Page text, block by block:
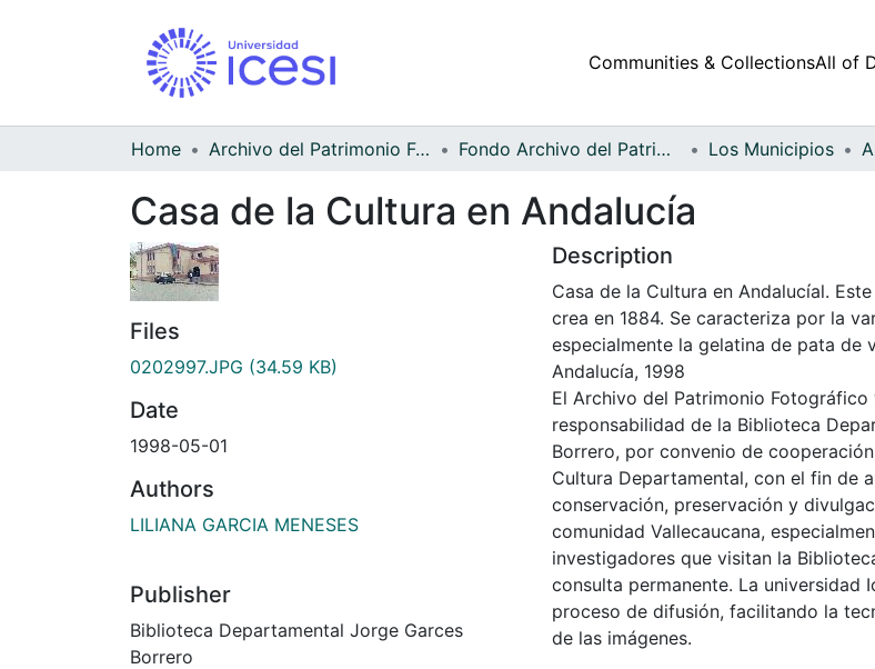
Communities & CollectionsAll of
Home Archivo del Patrimonio Fotográfico y Fílmico del Valle del Cauca Fondo Archivo del Patrimonio Fotográfico y Fílmico del Valle del Cauca Los Municipios
Casa de la Cultura en Andalucía
Files
0202997.JPG (34.59 KB)
Date
1998-05-01
Authors
LILIANA GARCIA MENESES
Publisher
Biblioteca Departamental Jorge Garces
Borrero
Description
Casa de la Cultura en Andalucíal.
crea en 1884. Se caracteriza por la
especialmente la gelatina de pata de
Andalucía, 1998
El Archivo del Patrimonio
responsabilidad de la Biblioteca
Borrero, por convenio de
Cultura Departamental, con el fin de
conservación, preservación y
comunidad Vallecaucana,
investigadores que visitan la
consulta permanente. La universidad
proceso de difusión, facilitando la
de las imágenes.